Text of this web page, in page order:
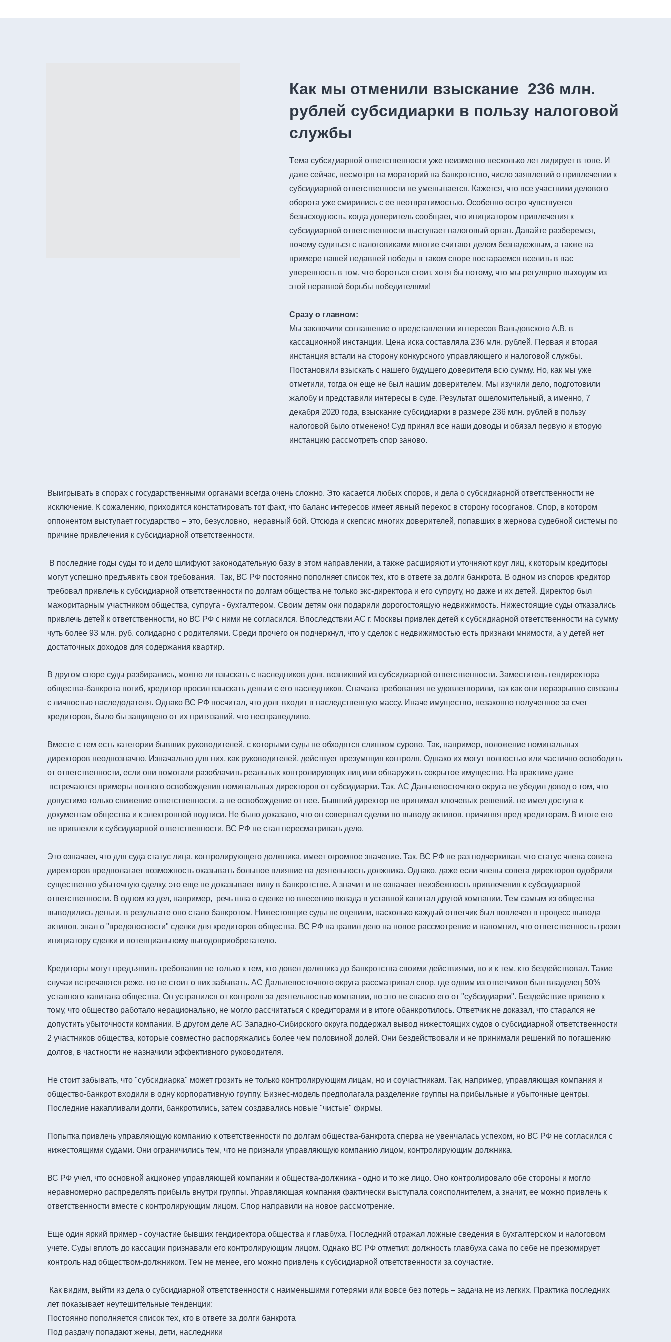
Как мы отменили взыскание 236 млн.
рублей субсидиарки в пользу налоговой
службы
Тема субсидиарной ответственности уже неизменно несколько лет лидирует в топе. И
даже сейчас, несмотря на мораторий на банкротство, число заявлений о привлечении к
субсидиарной ответственности не уменьшается. Кажется, что все участники делового
оборота уже смирились с ее неотвратимостью. Особенно остро чувствуется
безысходность, когда доверитель сообщает, что инициатором привлечения к
субсидиарной ответственности выступает налоговый орган. Давайте разберемся,
почему судиться с налоговиками многие считают делом безнадежным, а также на
примере нашей недавней победы в таком споре постараемся вселить в вас
уверенность в том, что бороться стоит, хотя бы потому, что мы регулярно выходим из
этой неравной борьбы победителями!
Сразу о главном:
Мы заключили соглашение о представлении интересов Вальдовского А.В. в
кассационной инстанции. Цена иска составляла 236 млн. рублей. Первая и вторая
инстанция встали на сторону конкурсного управляющего и налоговой службы.
Постановили взыскать с нашего будущего доверителя всю сумму. Но, как мы уже
отметили, тогда он еще не был нашим доверителем. Мы изучили дело, подготовили
жалобу и представили интересы в суде. Результат ошеломительный, а именно, 7
декабря 2020 года, взыскание субсидиарки в размере 236 млн. рублей в пользу
налоговой было отменено! Суд принял все наши доводы и обязал первую и вторую
инстанцию рассмотреть спор заново.
Выигрывать в спорах с государственными органами всегда очень сложно. Это касается любых споров, и дела о субсидиарной ответственности не
исключение. К сожалению, приходится констатировать тот факт, что баланс интересов имеет явный перекос в сторону госорганов. Спор, в котором
оппонентом выступает государство – это, безусловно, неравный бой. Отсюда и скепсис многих доверителей, попавших в жернова судебной системы по
причине привлечения к субсидиарной ответственности.
В последние годы суды то и дело шлифуют законодательную базу в этом направлении, а также расширяют и уточняют круг лиц, к которым кредиторы
могут успешно предъявить свои требования. Так, ВС РФ постоянно пополняет список тех, кто в ответе за долги банкрота. В одном из споров кредитор
требовал привлечь к субсидиарной ответственности по долгам общества не только экс-директора и его супругу, но даже и их детей. Директор был
мажоритарным участником общества, супруга - бухгалтером. Своим детям они подарили дорогостоящую недвижимость. Нижестоящие суды отказались
привлечь детей к ответственности, но ВС РФ с ними не согласился. Впоследствии АС г. Москвы привлек детей к субсидиарной ответственности на сумму
чуть более 93 млн. руб. солидарно с родителями. Среди прочего он подчеркнул, что у сделок с недвижимостью есть признаки мнимости, а у детей нет
достаточных доходов для содержания квартир.
В другом споре суды разбирались, можно ли взыскать с наследников долг, возникший из субсидиарной ответственности. Заместитель гендиректора
общества-банкрота погиб, кредитор просил взыскать деньги с его наследников. Сначала требования не удовлетворили, так как они неразрывно связаны
с личностью наследодателя. Однако ВС РФ посчитал, что долг входит в наследственную массу. Иначе имущество, незаконно полученное за счет
кредиторов, было бы защищено от их притязаний, что несправедливо.
Вместе с тем есть категории бывших руководителей, с которыми суды не обходятся слишком сурово. Так, например, положение номинальных
директоров неоднозначно. Изначально для них, как руководителей, действует презумпция контроля. Однако их могут полностью или частично освободить
от ответственности, если они помогали разоблачить реальных контролирующих лиц или обнаружить сокрытое имущество. На практике даже
встречаются примеры полного освобождения номинальных директоров от субсидиарки. Так, АС Дальневосточного округа не убедил довод о том, что
допустимо только снижение ответственности, а не освобождение от нее. Бывший директор не принимал ключевых решений, не имел доступа к
документам общества и к электронной подписи. Не было доказано, что он совершал сделки по выводу активов, причиняя вред кредиторам. В итоге его
не привлекли к субсидиарной ответственности. ВС РФ не стал пересматривать дело.
Это означает, что для суда статус лица, контролирующего должника, имеет огромное значение. Так, ВС РФ не раз подчеркивал, что статус члена совета
директоров предполагает возможность оказывать большое влияние на деятельность должника. Однако, даже если члены совета директоров одобрили
существенно убыточную сделку, это еще не доказывает вину в банкротстве. А значит и не означает неизбежность привлечения к субсидиарной
ответственности. В одном из дел, например, речь шла о сделке по внесению вклада в уставной капитал другой компании. Тем самым из общества
выводились деньги, в результате оно стало банкротом. Нижестоящие суды не оценили, насколько каждый ответчик был вовлечен в процесс вывода
активов, знал о "вредоносности" сделки для кредиторов общества. ВС РФ направил дело на новое рассмотрение и напомнил, что ответственность грозит
инициатору сделки и потенциальному выгодоприобретателю.
Кредиторы могут предъявить требования не только к тем, кто довел должника до банкротства своими действиями, но и к тем, кто бездействовал. Такие
случаи встречаются реже, но не стоит о них забывать. АС Дальневосточного округа рассматривал спор, где одним из ответчиков был владелец 50%
уставного капитала общества. Он устранился от контроля за деятельностью компании, но это не спасло его от "субсидиарки". Бездействие привело к
тому, что общество работало нерационально, не могло рассчитаться с кредиторами и в итоге обанкротилось. Ответчик не доказал, что старался не
допустить убыточности компании. В другом деле АС Западно-Сибирского округа поддержал вывод нижестоящих судов о субсидиарной ответственности
2 участников общества, которые совместно распоряжались более чем половиной долей. Они бездействовали и не принимали решений по погашению
долгов, в частности не назначили эффективного руководителя.
Не стоит забывать, что "субсидиарка" может грозить не только контролирующим лицам, но и соучастникам. Так, например, управляющая компания и
общество-банкрот входили в одну корпоративную группу. Бизнес-модель предполагала разделение группы на прибыльные и убыточные центры.
Последние накапливали долги, банкротились, затем создавались новые "чистые" фирмы.
Попытка привлечь управляющую компанию к ответственности по долгам общества-банкрота сперва не увенчалась успехом, но ВС РФ не согласился с
нижестоящими судами. Они ограничились тем, что не признали управляющую компанию лицом, контролирующим должника.
ВС РФ учел, что основной акционер управляющей компании и общества-должника - одно и то же лицо. Оно контролировало обе стороны и могло
неравномерно распределять прибыль внутри группы. Управляющая компания фактически выступала соисполнителем, а значит, ее можно привлечь к
ответственности вместе с контролирующим лицом. Спор направили на новое рассмотрение.
Еще один яркий пример - соучастие бывших гендиректора общества и главбуха. Последний отражал ложные сведения в бухгалтерском и налоговом
учете. Суды вплоть до кассации признавали его контролирующим лицом. Однако ВС РФ отметил: должность главбуха сама по себе не презюмирует
контроль над обществом-должником. Тем не менее, его можно привлечь к субсидиарной ответственности за соучастие.
Как видим, выйти из дела о субсидиарной ответственности с наименьшими потерями или вовсе без потерь – задача не из легких. Практика последних
лет показывает неутешительные тенденции:
Постоянно пополняется список тех, кто в ответе за долги банкрота
Под раздачу попадают жены, дети, наследники